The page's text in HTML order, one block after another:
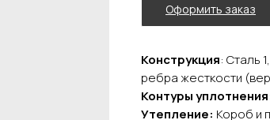
Оформить заказ
Конструкция: Сталь
ребра жесткости
Контуры
Утепление: Короб и